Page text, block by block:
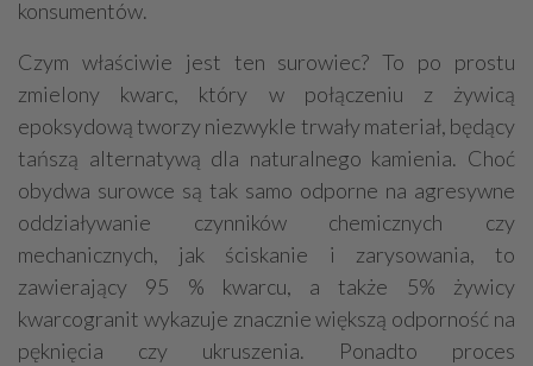
konsumentów.
Czym właściwie jest ten surowiec? To po prostu
zmielony kwarc, który w połączeniu z żywicą
epoksydową tworzy niezwykle trwały materiał, będący
tańszą alternatywą dla naturalnego kamienia. Choć
obydwa surowce są tak samo odporne na agresywne
oddziaływanie czynników chemicznych czy
mechanicznych, jak ściskanie i zarysowania, to
zawierający 95 % kwarcu, a także 5% żywicy
kwarcogranit wykazuje znacznie większą odporność na
pęknięcia czy ukruszenia. Ponadto proces